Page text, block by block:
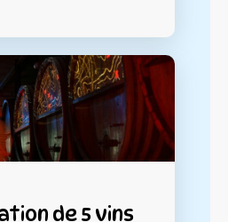
de 5 vins